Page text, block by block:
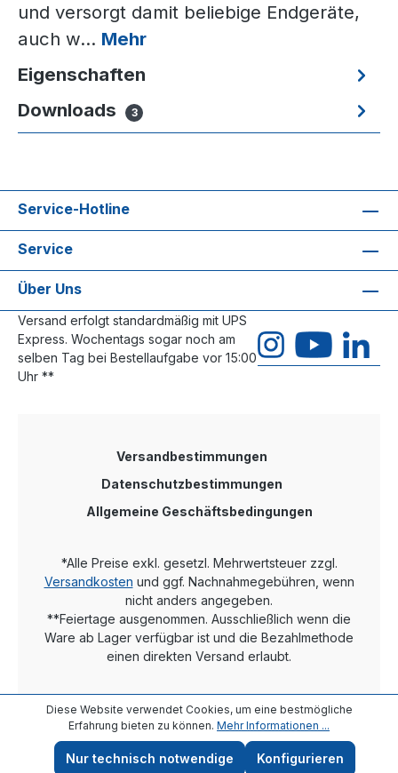
und versorgt damit beliebige Endgeräte,
auch w… Mehr
Eigenschaften
Downloads
3
Service-Hotline
Service
Über Uns
Versand erfolgt standardmäßig mit UPS
Express. Wochentags sogar noch am
selben Tag bei Bestellaufgabe vor 15:00
Uhr **
Versandbestimmungen
Datenschutzbestimmungen
Allgemeine Geschäftsbedingungen
*Alle Preise exkl. gesetzl. Mehrwertsteuer zzgl.
Versandkosten und ggf. Nachnahmegebühren, wenn
nicht anders angegeben.
**Feiertage ausgenommen. Ausschließlich wenn die
Ware ab Lager verfügbar ist und die Bezahlmethode
einen direkten Versand erlaubt.
Diese Website verwendet Cookies, um eine bestmögliche
Erfahrung bieten zu können. Mehr Informationen ...
Nur technisch notwendige Konfigurieren